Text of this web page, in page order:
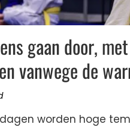
gaan door,
vanwege de
worden hoge